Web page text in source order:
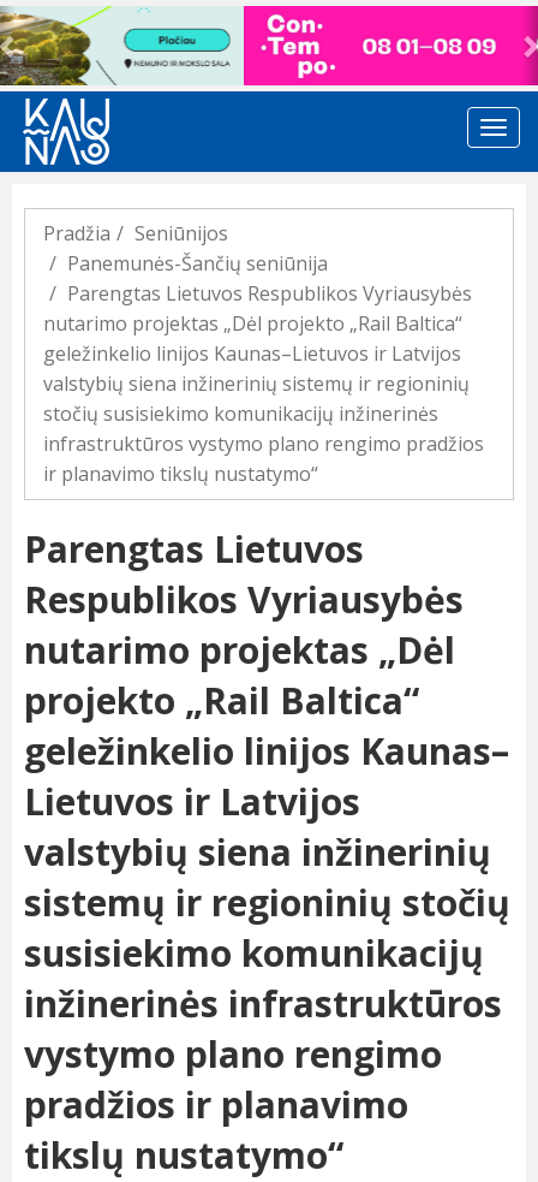
Previous
Pradžia
Seniūnijos
Panemunės-Šančių seniūnija
Parengtas Lietuvos Respublikos Vyriausybės
nutarimo projektas „Dėl projekto „Rail Baltica“
geležinkelio linijos Kaunas–Lietuvos ir Latvijos
valstybių siena inžinerinių sistemų ir regioninių
stočių susisiekimo komunikacijų inžinerinės
infrastruktūros vystymo plano rengimo pradžios
ir planavimo tikslų nustatymo“
Parengtas Lietuvos
Respublikos Vyriausybės
nutarimo projektas „Dėl
projekto „Rail Baltica“
geležinkelio linijos Kaunas–
Lietuvos ir Latvijos
valstybių siena inžinerinių
sistemų ir regioninių stočių
susisiekimo komunikacijų
inžinerinės infrastruktūros
vystymo plano rengimo
pradžios ir planavimo
tikslų nustatymo“